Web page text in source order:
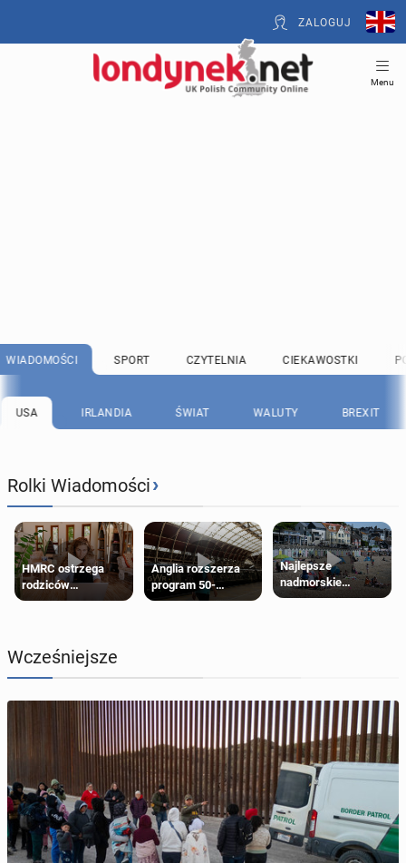
ZALOGUJ
Menu
WIADOMOŚCI SPORT CZYTELNIA CIEKAWOSTKI
USA IRLANDIA ŚWIAT WALUTY BREXIT
Rolki Wiadomości›
HMRC ostrzega
rodziców
pobierających Child
zwrotu zasiłku
Anglia rozszerza
program 50-
procentowych
Najlepsze
nadmorskie
miasteczko blisko
Wcześniejsze